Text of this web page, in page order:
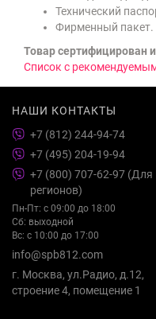
Технический
Фирменный пакет.
Товар сертифицирован
Список с
НАШИ КОНТАКТЫ
+7 (812) 244-94-74
+7 (495) 204-19-94
+7 (800) 707-62-97 (Для
регионов)
Пн-Пт: с 09:00 до 18:00
Сб: выходной
Вс: с 10:00 до 17:00
info@spb812.com
г. Москва, ул.Радио, д.12,
строение 4, помещение 1